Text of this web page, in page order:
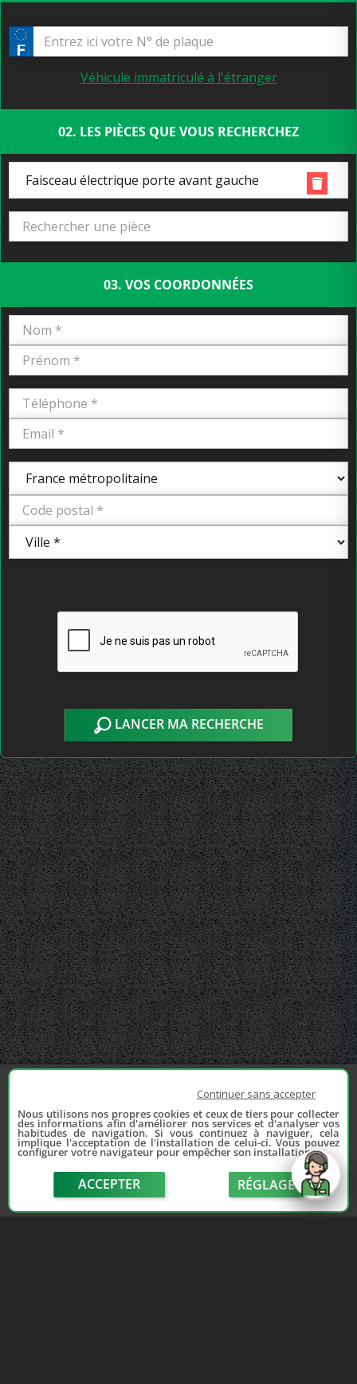
Véhicule immatriculé à l'étranger
02. LES PIÈCES QUE VOUS RECHERCHEZ
Faisceau électrique porte avant gauche
03. VOS COORDONNÉES
LANCER MA RECHERCHE
Continuer sans accepter
Nous utilisons nos propres cookies et ceux de tiers pour collecter
des informations afin d'améliorer nos services et d'analyser vos
habitudes de navigation. Si vous continuez à naviguer, cela
implique l'acceptation de l'installation de celui-ci. Vous pouvez
configurer votre navigateur pour empêcher son installation.
ACCEPTER RÉGLAGE